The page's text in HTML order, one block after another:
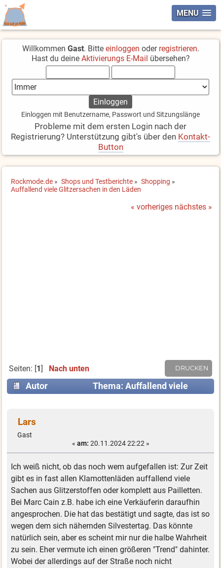
MENU
Willkommen Gast. Bitte einloggen oder registrieren.
Hast du deine Aktivierungs E-Mail übersehen?
Einloggen mit Benutzername, Passwort und Sitzungslänge
Probleme mit dem ersten Login nach der
Registrierung? Unterstützung gibt's über den Kontakt-
Button
Rockmode.de » Shops und Testberichte » Shopping »
Auffallend viele Glitzersachen in den Läden
« vorheriges nächstes »
DRUCKEN
Seiten: [1] Nach unten
Autor
Thema: Auffallend viele
Lars
Gast
« am: 20.11.2024 22:22 »
Ich weiß nicht, ob das noch wem aufgefallen ist: Zur Zeit
gibt es in fast allen Klamottenläden auffallend viele
Sachen aus Glitzerstoffen oder komplett aus Pailletten.
Bei Marc Cain z.B. habe ich eine Verkäuferin daraufhin
angesprochen. Die hat das bestätigt und sagte, das ist so
wegen dem sich nähernden Silvestertag. Das könnte
natürlich sein, aber es scheint mir nur die halbe Wahrheit
zu sein. Eher vermute ich einen größeren "Trend" dahinter.
Wobei der allerdings auf der Straße noch nicht